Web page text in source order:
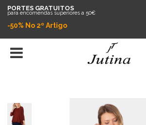
PORTES GRATUITOS
para encomendas superiores a 50€
-50% No 2º Artigo